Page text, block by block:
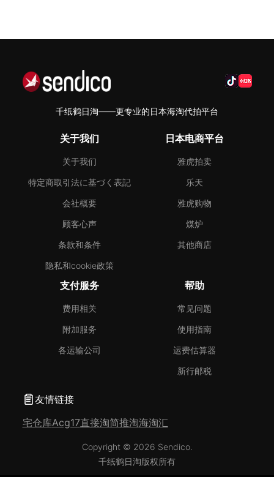
千纸鹤日淘——更专业的日本海淘代拍平台
关于我们
关于我们
特定商取引法に基づく表記
会社概要
顾客心声
条款和条件
隐私和cookie政策
日本电商平台
雅虎拍卖
乐天
雅虎购物
煤炉
其他商店
支付服务
费用相关
附加服务
各运输公司
帮助
常见问题
使用指南
运费估算器
新行邮税
友情链接
宅仓库Acg17直接淘简推淘海淘汇
Copyright © 2026 Sendico.
千纸鹤日淘版权所有